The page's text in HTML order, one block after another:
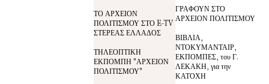
ΤΟ ΑΡΧΕΙΟΝ
ΠΟΛΙΤΙΣΜΟΥ ΣΤΟ E-TV
ΣΤΕΡΕΑΣ ΕΛΛΑΔΟΣ
ΤΗΛΕΟΠΤΙΚΗ
ΕΚΠΟΜΠΗ "ΑΡΧΕΙΟΝ
ΠΟΛΙΤΙΣΜΟΥ"
ΓΡΑΦΟΥΝ ΣΤΟ
ΑΡΧΕΙΟΝ ΠΟΛΙΤΙΣΜΟΥ
ΒΙΒΛΙΑ,
ΝΤΟΚΥΜΑΝΤΑΙΡ,
ΕΚΠΟΜΠΕΣ, του Γ.
ΛΕΚΑΚΗ, για την
ΚΑΤΟΧΗ